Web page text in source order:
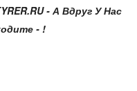
- А Вдруг У Нас
- !